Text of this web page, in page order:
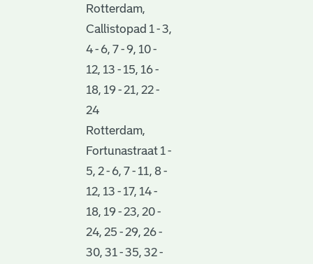
Rotterdam,
Callistopad 1 - 3,
4 - 6, 7 - 9, 10 -
12, 13 - 15, 16 -
18, 19 - 21, 22 -
24
Rotterdam,
Fortunastraat 1 -
5, 2 - 6, 7 - 11, 8 -
12, 13 - 17, 14 -
18, 19 - 23, 20 -
24, 25 - 29, 26 -
30, 31 - 35, 32 -